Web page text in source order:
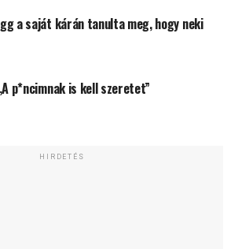
a saját kárán tanulta meg, hogy neki
p*ncimnak is kell szeretet”
HIRDETÉS